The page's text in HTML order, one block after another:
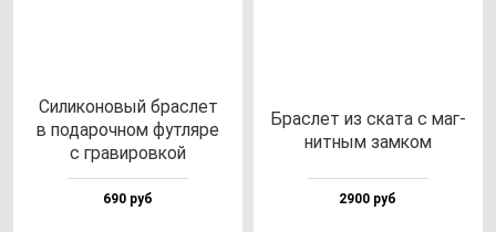
Сили­ко­но­вый брас­лет
в по­да­роч­ном фут­ля­ре
с гра­ви­ров­кой
690 руб
Брас­лет из ска­та c маг­
нит­ным зам­ком
2900 руб